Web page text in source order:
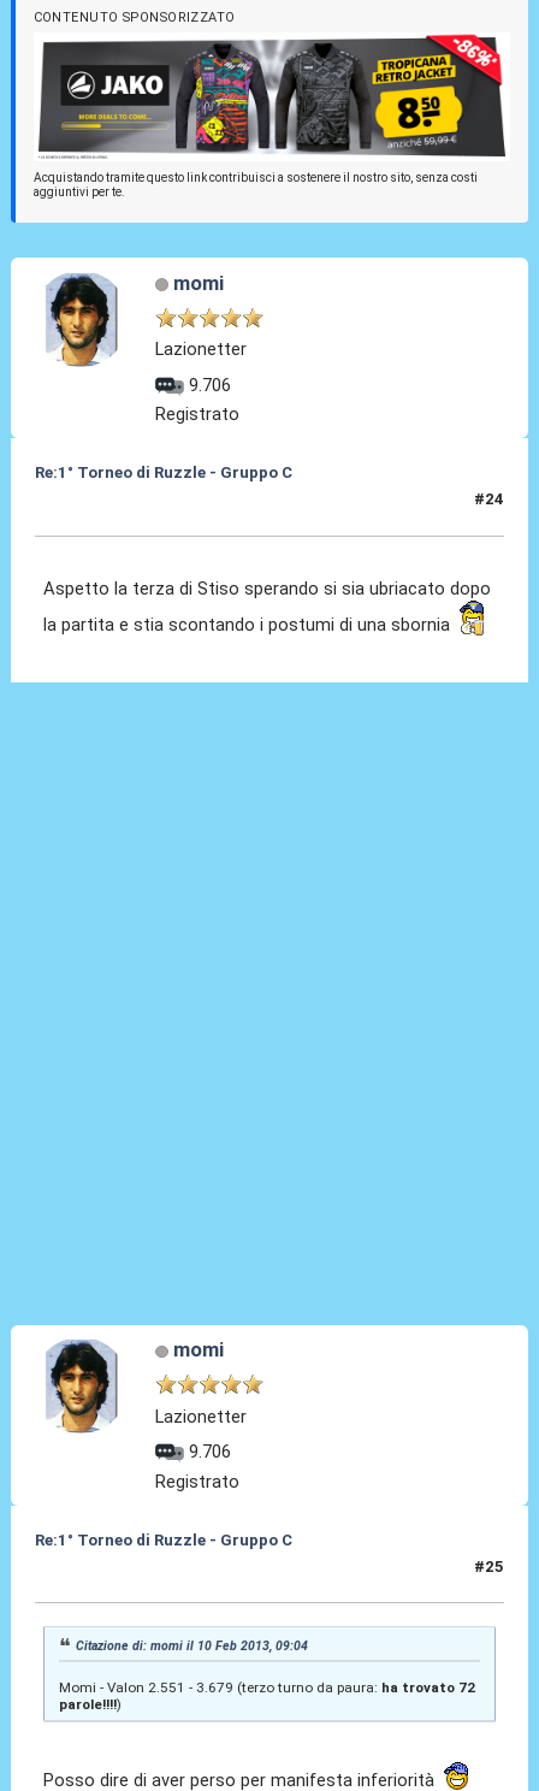
CONTENUTO SPONSORIZZATO
Acquistando tramite questo link contribuisci a sostenere il nostro sito, senza costi
aggiuntivi per te.
momi
Lazionetter
9.706
Registrato
Re:1° Torneo di Ruzzle - Gruppo C
#24
Aspetto la terza di Stiso sperando si sia ubriacato dopo
la partita e stia scontando i postumi di una sbornia
momi
Lazionetter
9.706
Registrato
Re:1° Torneo di Ruzzle - Gruppo C
#25
Citazione di: momi il 10 Feb 2013, 09:04
Momi - Valon 2.551 - 3.679 (terzo turno da paura: ha trovato 72
parole!!!!)
Posso dire di aver perso per manifesta inferiorità